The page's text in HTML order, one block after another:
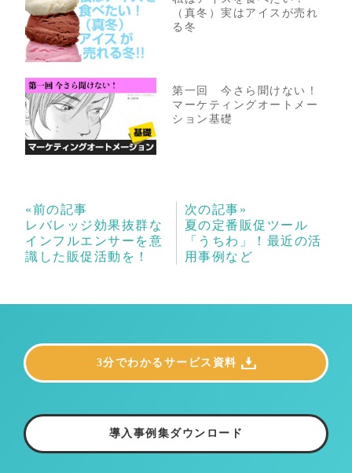
（真冬）実はアイスが売れ
る冬
第一回 今さら聞けない！
マーケティングオートメー
ション基礎
«前の記事
レバレッジ効果抜群な
インフルエンサーを意
識した販促活動を！
次の記事»
夏の定番販促ツール
「うちわ」！最近の活
用事例など
3分でわかるサービス資料
導入事例集ダウンロード